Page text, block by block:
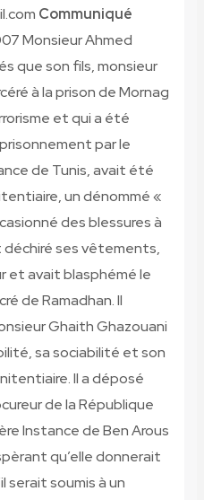
Communiqué
Monsieur Ahmed
que son fils, monsieur
à la prison de Mornag
et qui a été
par le
de Tunis, avait été
un dénommé «
des blessures à
déchiré ses vêtements,
et avait blasphémé le
de Ramadhan. Il
Ghaith Ghazouani
sa sociabilité et son
Il a déposé
de la République
Instance de Ben Arous
qu’elle donnerait
serait soumis à un